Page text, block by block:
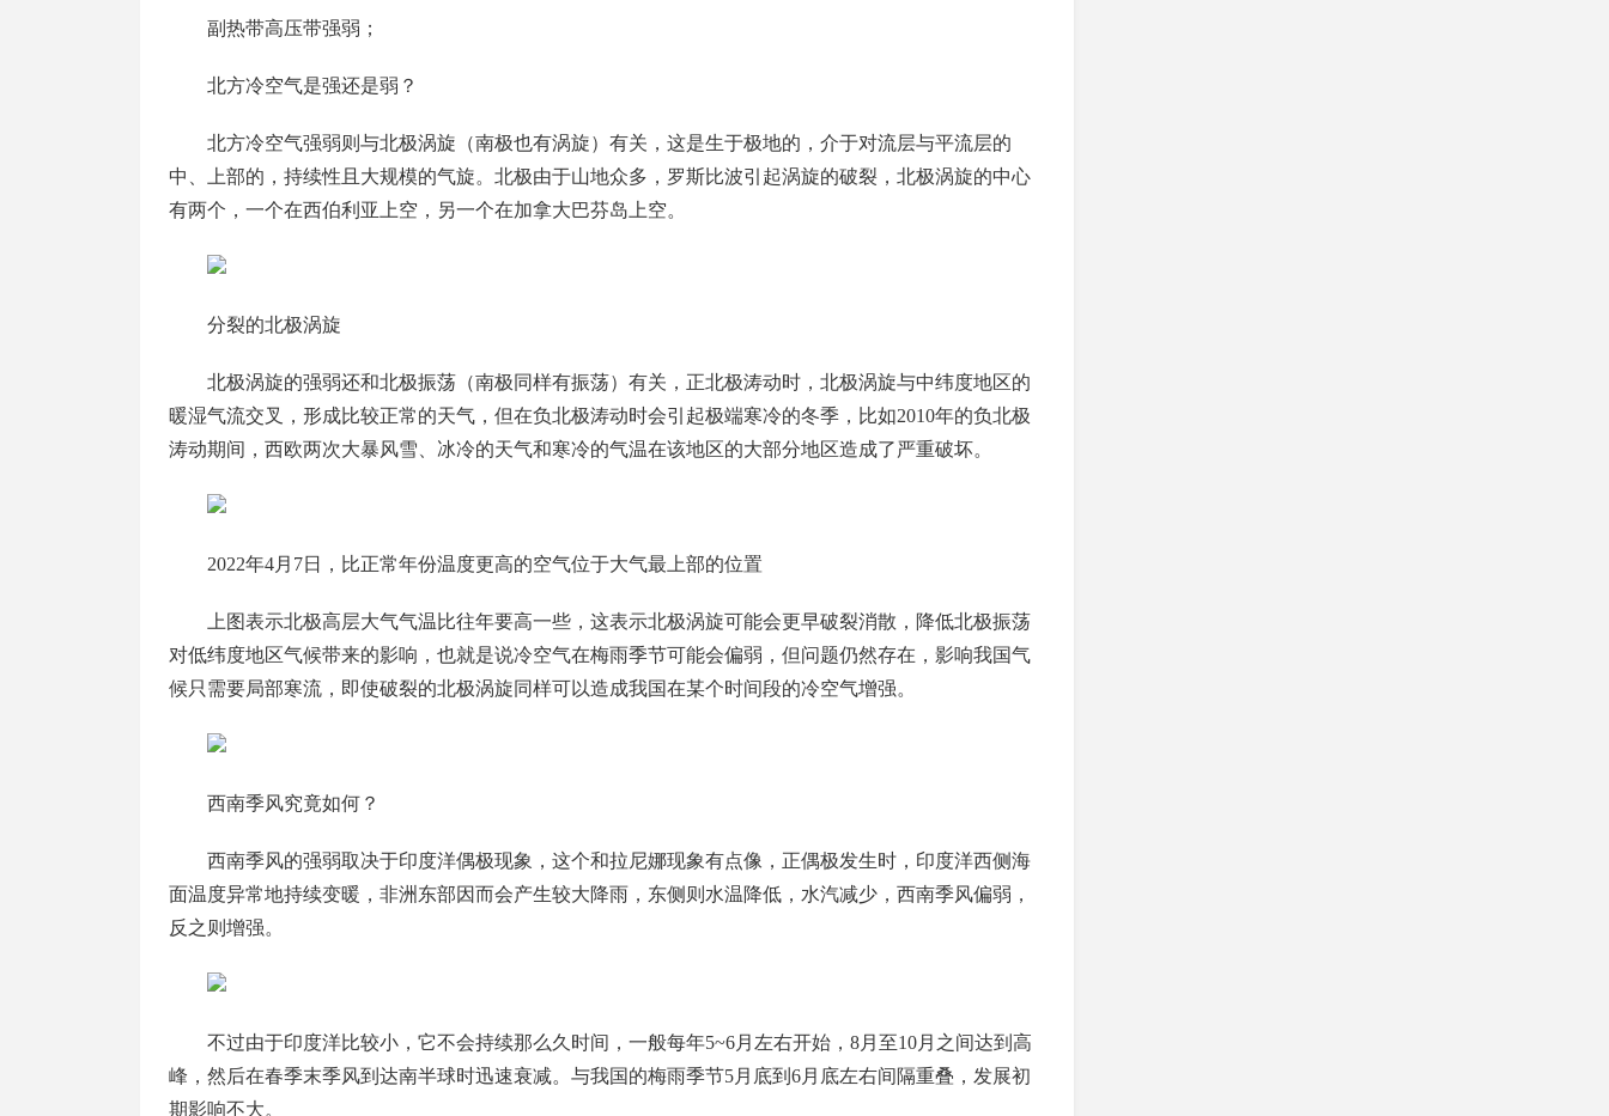
副热带高压带强弱；
北方冷空气是强还是弱？
北方冷空气强弱则与北极涡旋（南极也有涡旋）有关，这是生于极地的，介于对流层与平流层的
中、上部的，持续性且大规模的气旋。北极由于山地众多，罗斯比波引起涡旋的破裂，北极涡旋的中心
有两个，一个在西伯利亚上空，另一个在加拿大巴芬岛上空。
分裂的北极涡旋
北极涡旋的强弱还和北极振荡（南极同样有振荡）有关，正北极涛动时，北极涡旋与中纬度地区的
暖湿气流交叉，形成比较正常的天气，但在负北极涛动时会引起极端寒冷的冬季，比如2010年的负北极
涛动期间，西欧两次大暴风雪、冰冷的天气和寒冷的气温在该地区的大部分地区造成了严重破坏。
2022年4月7日，比正常年份温度更高的空气位于大气最上部的位置
上图表示北极高层大气气温比往年要高一些，这表示北极涡旋可能会更早破裂消散，降低北极振荡
对低纬度地区气候带来的影响，也就是说冷空气在梅雨季节可能会偏弱，但问题仍然存在，影响我国气
候只需要局部寒流，即使破裂的北极涡旋同样可以造成我国在某个时间段的冷空气增强。
西南季风究竟如何？
西南季风的强弱取决于印度洋偶极现象，这个和拉尼娜现象有点像，正偶极发生时，印度洋西侧海
面温度异常地持续变暖，非洲东部因而会产生较大降雨，东侧则水温降低，水汽减少，西南季风偏弱，
反之则增强。
不过由于印度洋比较小，它不会持续那么久时间，一般每年5~6月左右开始，8月至10月之间达到高
峰，然后在春季末季风到达南半球时迅速衰减。与我国的梅雨季节5月底到6月底左右间隔重叠，发展初
期影响不大。